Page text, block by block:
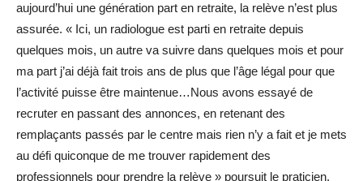
aujourd’hui une génération part en retraite, la relève n’est plus
assurée. « Ici, un radiologue est parti en retraite depuis
quelques mois, un autre va suivre dans quelques mois et pour
ma part j’ai déjà fait trois ans de plus que l’âge légal pour que
l’activité puisse être maintenue…Nous avons essayé de
recruter en passant des annonces, en retenant des
remplaçants passés par le centre mais rien n’y a fait et je mets
au défi quiconque de me trouver rapidement des
professionnels pour prendre la relève » poursuit le praticien.